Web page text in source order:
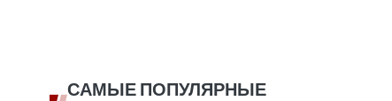
САМЫЕ ПОПУЛЯРНЫЕ